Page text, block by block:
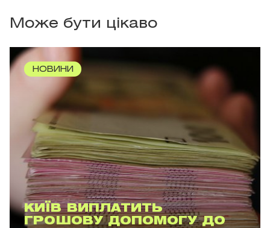
Може бути цікаво
НОВИНИ
КИЇВ ВИПЛАТИТЬ
ГРОШОВУ ДОПОМОГУ ДО